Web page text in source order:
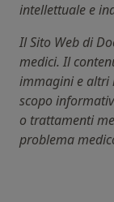
intellettuale e
Il Sito Web di
medici. Il
immagini e altri
scopo
o trattamenti
problema